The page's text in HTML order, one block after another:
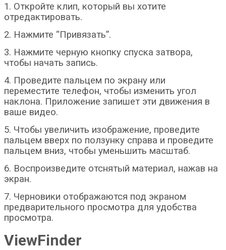
1. Откройте клип, который вы хотите
отредактировать.
2. Нажмите “Привязать”.
3. Нажмите черную кнопку спуска затвора,
чтобы начать запись.
4. Проведите пальцем по экрану или
переместите телефон, чтобы изменить угол
наклона. Приложение запишет эти движения в
ваше видео.
5. Чтобы увеличить изображение, проведите
пальцем вверх по ползунку справа и проведите
пальцем вниз, чтобы уменьшить масштаб.
6. Воспроизведите отснятый материал, нажав на
экран.
7. Черновики отображаются под экраном
предварительного просмотра для удобства
просмотра.
ViewFinder